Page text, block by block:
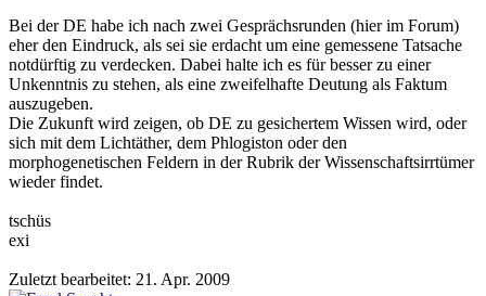
Bei der DE habe ich nach zwei Gesprächsrunden (hier im Forum)
eher den Eindruck, als sei sie erdacht um eine gemessene Tatsache
notdürftig zu verdecken. Dabei halte ich es für besser zu einer
Unkenntnis zu stehen, als eine zweifelhafte Deutung als Faktum
auszugeben.
Die Zukunft wird zeigen, ob DE zu gesichertem Wissen wird, oder
sich mit dem Lichtäther, dem Phlogiston oder den
morphogenetischen Feldern in der Rubrik der Wissenschaftsirrtümer
wieder findet.
tschüs
exi
Zuletzt bearbeitet: 21. Apr. 2009